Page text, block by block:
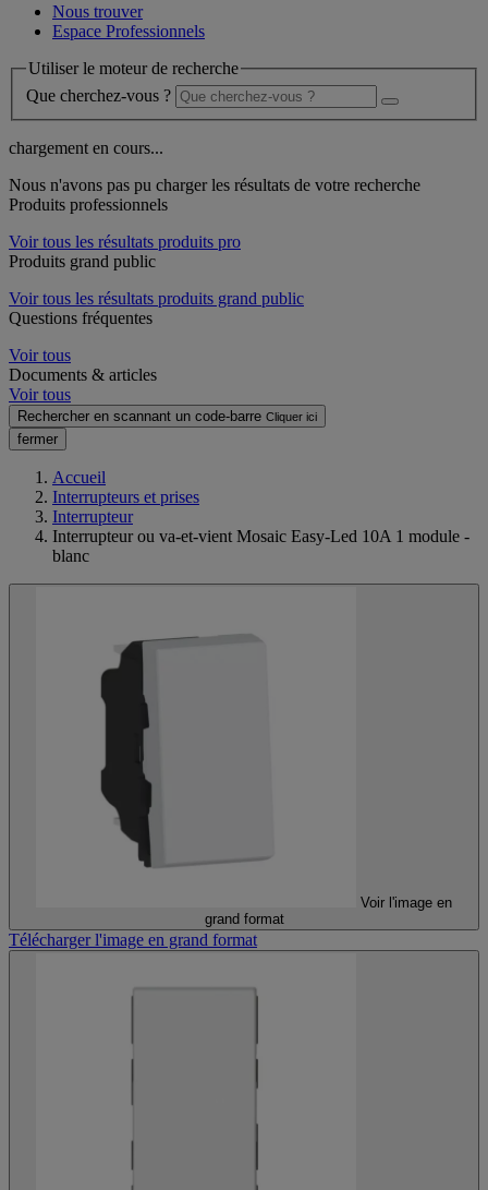
Nous trouver
Espace Professionnels
Utiliser le moteur de recherche
Que cherchez-vous ?
chargement en cours...
Nous n'avons pas pu charger les résultats de votre recherche
Produits professionnels
Voir tous les résultats produits pro
Produits grand public
Voir tous les résultats produits grand public
Questions fréquentes
Voir tous
Documents & articles
Voir tous
Rechercher en scannant un code-barre Cliquer ici
fermer
Accueil
Interrupteurs et prises
Interrupteur
Interrupteur ou va-et-vient Mosaic Easy-Led 10A 1 module -
blanc
Voir l'image en
grand format
Télécharger l'image en grand format